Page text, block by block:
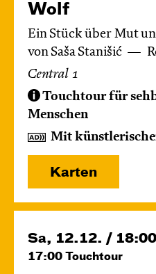
Wolf
Ein Stück über Mut
von Saša Stanišić
Central 1
Touchtour für
Menschen
Mit
Karten
Sa, 12.12. /
17:00 Touchtour